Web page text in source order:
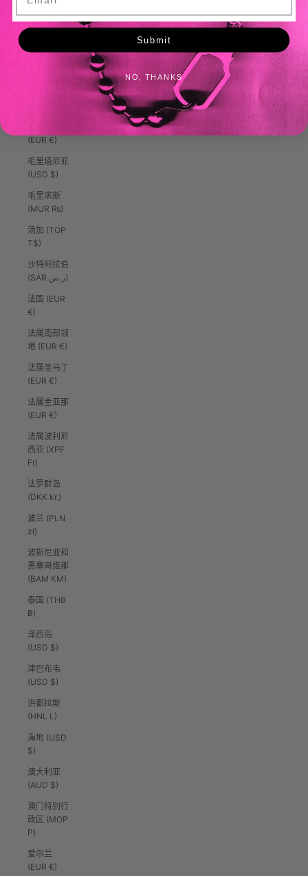
(XCD $)
格陵兰
(EUR €)
毛里塔尼亚
(USD $)
毛里求斯
(MUR ₨)
汤加 (TOP
T$)
沙特阿拉伯
(SAR ر.س)
法国 (EUR
€)
法属南部领
地 (EUR €)
法属圣马丁
(EUR €)
法属圭亚那
(EUR €)
法属波利尼
西亚 (XPF
Fr)
法罗群岛
(DKK kr.)
波兰 (PLN
zł)
波斯尼亚和
黑塞哥维那
(BAM КМ)
泰国 (THB
฿)
泽西岛
(USD $)
津巴布韦
(USD $)
洪都拉斯
(HNL L)
海地 (USD
$)
澳大利亚
(AUD $)
澳门特别行
政区 (MOP
P)
爱尔兰
(EUR €)
Submit
NO, THANKS